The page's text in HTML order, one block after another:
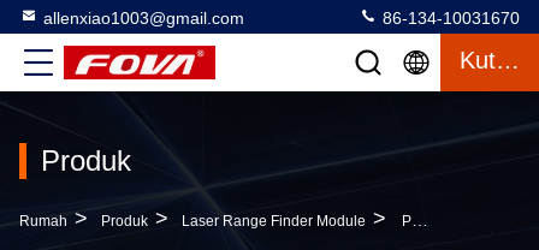
allenxiao1003@gmail.com 86-134-10031670
Kutipan
Produk
Rumah > Produk > Laser Range Finder Module > Precision Laser Ranging Module Dengan DC6 ~ 36V Supply Dan 20 ~ 5000m Measurement Range